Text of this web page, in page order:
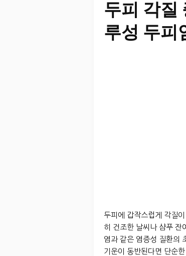
두피 각질
루성 두피
두피에 갑작스럽게 각질
히 건조한 날씨나 샴푸 잔
염과 같은 염증성 질환의
기운이 동반된다면 단순